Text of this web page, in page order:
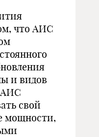
что АИС
и видов
АИС
свой
мощности,